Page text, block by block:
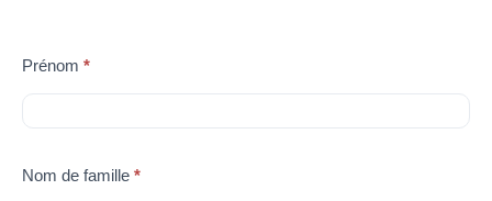
Prénom *
Nom de famille *